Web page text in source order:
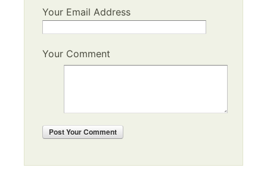
Your Email Address
Your Comment
PostYour Comment